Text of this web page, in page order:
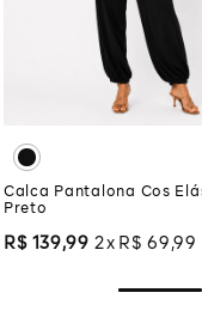
Calca Pantalona Cos
Preto
R$ 139,99 2 R$ 69 ,99